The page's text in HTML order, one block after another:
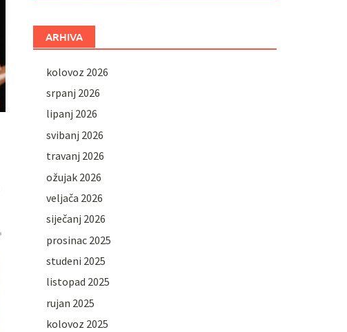
ARHIVA
kolovoz 2026
srpanj 2026
lipanj 2026
svibanj 2026
travanj 2026
ožujak 2026
veljača 2026
siječanj 2026
prosinac 2025
studeni 2025
listopad 2025
rujan 2025
kolovoz 2025